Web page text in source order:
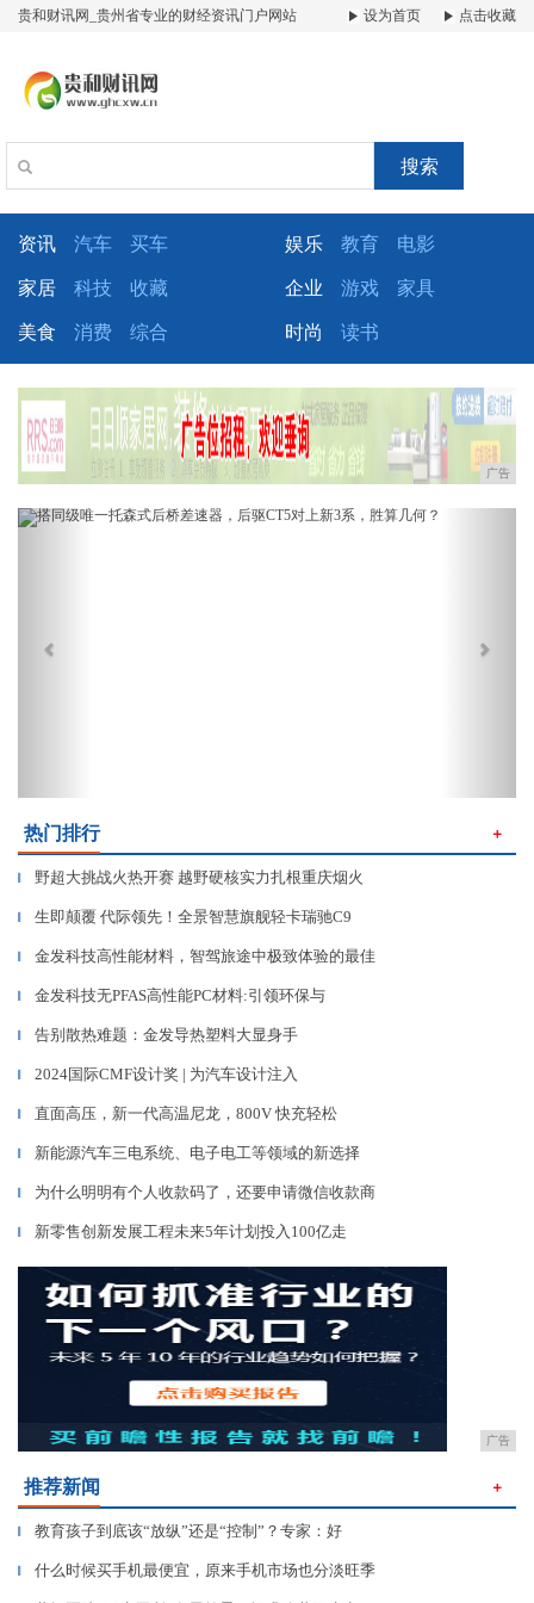
贵和财讯网_贵州省专业的财经资讯门户网站 设为首页 点击收藏
搜索
资讯 汽车 买车 娱乐 教育 电影
家居 科技 收藏 企业 游戏 家具
美食 消费 综合 时尚 读书
广告
Previous
热门排行 ＋
▎ 野超大挑战火热开赛 越野硬核实力扎根重庆烟火
▎ 生即颠覆 代际领先！全景智慧旗舰轻卡瑞驰C9
▎ 金发科技高性能材料，智驾旅途中极致体验的最佳
▎ 金发科技无PFAS高性能PC材料:引领环保与
▎ 告别散热难题：金发导热塑料大显身手
▎ 2024国际CMF设计奖 | 为汽车设计注入
▎ 直面高压，新一代高温尼龙，800V 快充轻松
▎ 新能源汽车三电系统、电子电工等领域的新选择
▎ 为什么明明有个人收款码了，还要申请微信收款商
▎ 新零售创新发展工程未来5年计划投入100亿走
广告
推荐新闻 ＋
▎ 教育孩子到底该“放纵”还是“控制”？专家：好
▎ 什么时候买手机最便宜，原来手机市场也分淡旺季